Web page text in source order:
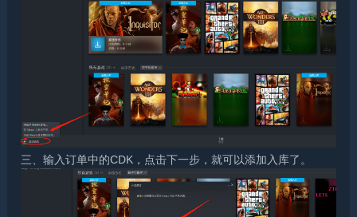
三、输入订单中的CDK，点击下一步，就可以添加入库了。